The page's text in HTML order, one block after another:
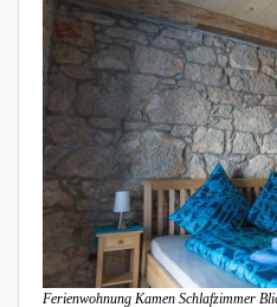
Ferienwohnung Kamen Schlafzimmer